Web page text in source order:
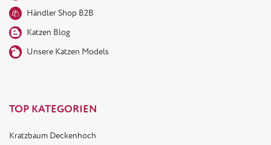
Händler Shop B2B
Katzen Blog
Unsere Katzen Models
TOP KATEGORIEN
Kratzbaum Deckenhoch